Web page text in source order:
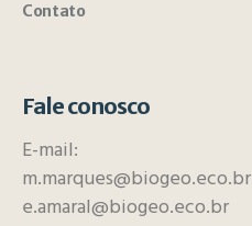
Contato
Fale conosco
E-mail:
m.marques@biogeo.eco.br
e.amaral@biogeo.eco.br